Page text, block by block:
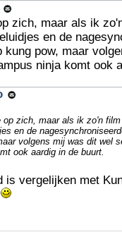
zich, maar als ik
en de
pow, maar
ninja komt ook
op zich, maar als ik zo'n
en de
volgens mij was dit wel
ook aardig in de buurt.
is vergelijken met